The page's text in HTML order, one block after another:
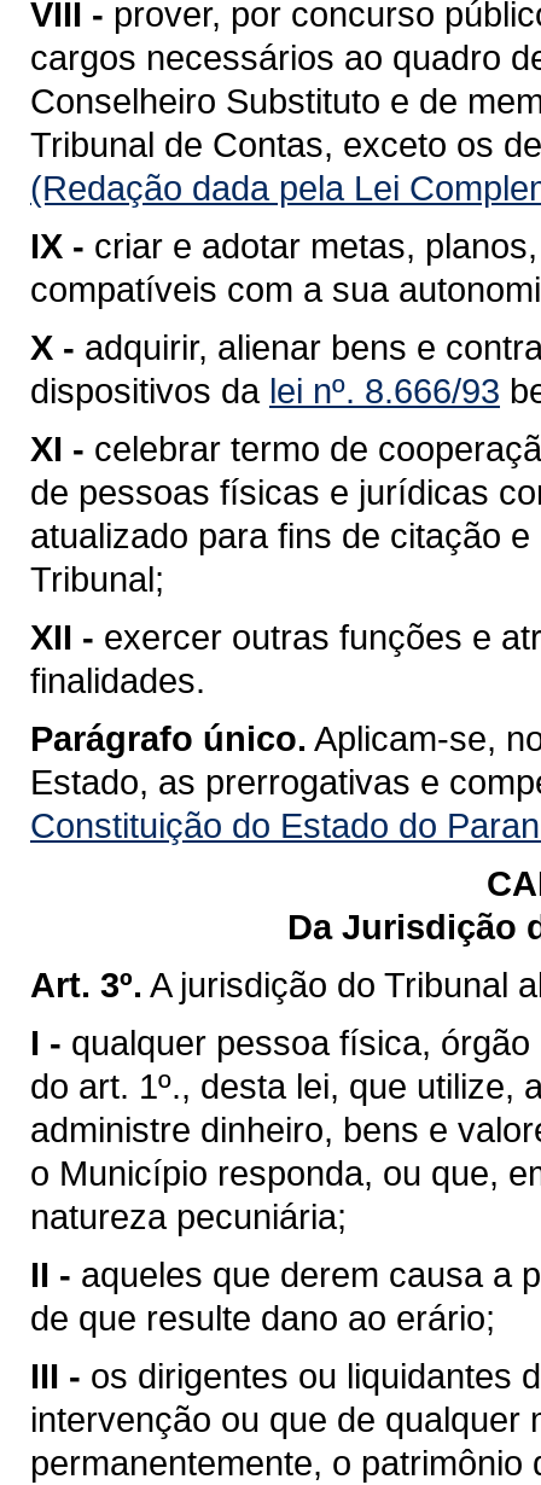
VIII - prover, por concurso
cargos necessários ao quadro
Conselheiro Substituto e de
Tribunal de Contas, exceto os
(Redação dada pela Lei
IX - criar e adotar metas,
compatíveis com a sua
X - adquirir, alienar bens e
dispositivos da lei nº. 8.666/93
XI - celebrar termo de
de pessoas físicas e jurídicas
atualizado para fins de citação
Tribunal;
XII - exercer outras funções e
finalidades.
Parágrafo único. Aplicam-se,
Estado, as prerrogativas e
Constituição do Estado do
Da Jurisdição
Art. 3º. A jurisdição do Tribunal
I - qualquer pessoa física,
do art. 1º., desta lei, que utilize,
administre dinheiro, bens e
o Município responda, ou que,
natureza pecuniária;
II - aqueles que derem causa a
de que resulte dano ao erário;
III - os dirigentes ou liquidantes
intervenção ou que de qualquer
permanentemente, o